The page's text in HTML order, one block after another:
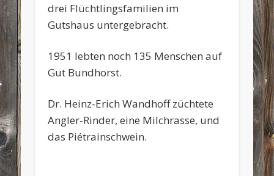
drei Flüchtlingsfamilien im
Gutshaus untergebracht.
1951 lebten noch 135 Menschen auf
Gut Bundhorst.
Dr. Heinz-Erich Wandhoff züchtete
Angler-Rinder, eine Milchrasse, und
das Piétrainschwein.